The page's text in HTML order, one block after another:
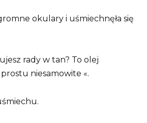
okulary i uśmiechnęła się
rady w tan? To olej
niesamowite «.